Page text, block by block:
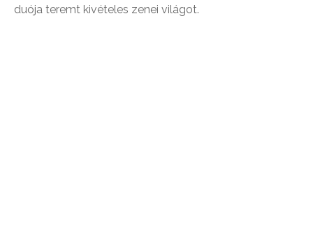
duója teremt kivételes zenei világot.